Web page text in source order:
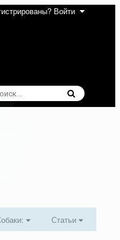
Войти
Статьи